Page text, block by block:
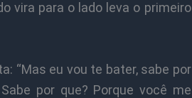
vira para o lado leva o primeiro
“Mas eu vou te bater, sabe por
por que? Porque você me